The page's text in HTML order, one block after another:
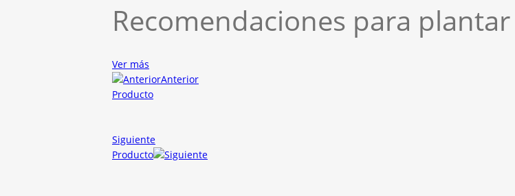
Recomendaciones para plantar
Ver más
Anterior
Producto
Siguiente
Producto